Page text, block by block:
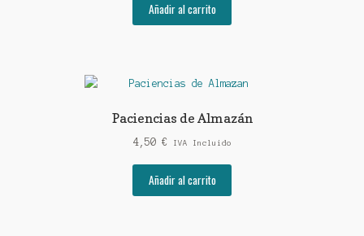
Añadir al carrito
Paciencias de Almazán
4,50 € IVA Incluido
Añadir al carrito